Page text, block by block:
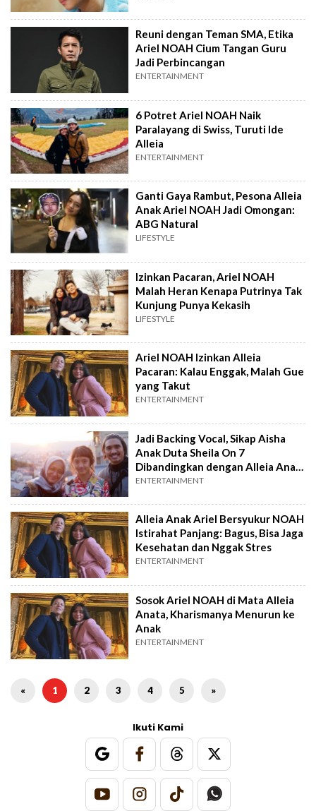
Reuni dengan Teman SMA, Etika
Ariel NOAH Cium Tangan Guru
Jadi Perbincangan
ENTERTAINMENT
6 Potret Ariel NOAH Naik
Paralayang di Swiss, Turuti Ide
Alleia
ENTERTAINMENT
Ganti Gaya Rambut, Pesona Alleia
Anak Ariel NOAH Jadi Omongan:
ABG Natural
LIFESTYLE
Izinkan Pacaran, Ariel NOAH
Malah Heran Kenapa Putrinya Tak
Kunjung Punya Kekasih
LIFESTYLE
Ariel NOAH Izinkan Alleia
Pacaran: Kalau Enggak, Malah Gue
yang Takut
ENTERTAINMENT
Jadi Backing Vocal, Sikap Aisha
Anak Duta Sheila On 7
Dibandingkan dengan Alleia Anak
Ariel NOAH
ENTERTAINMENT
Alleia Anak Ariel Bersyukur NOAH
Istirahat Panjang: Bagus, Bisa Jaga
Kesehatan dan Nggak Stres
ENTERTAINMENT
Sosok Ariel NOAH di Mata Alleia
Anata, Kharismanya Menurun ke
Anak
ENTERTAINMENT
« 1 2 3 4 5 »
Ikuti Kami